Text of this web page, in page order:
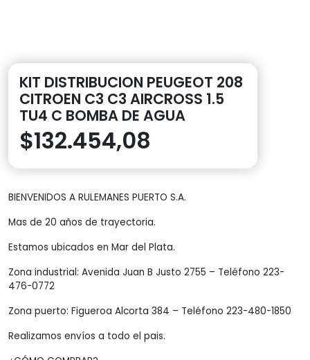
KIT DISTRIBUCION PEUGEOT 208
CITROEN C3 C3 AIRCROSS 1.5
TU4 C BOMBA DE AGUA
$132.454,08
BIENVENIDOS A RULEMANES PUERTO S.A.
Mas de 20 años de trayectoria.
Estamos ubicados en Mar del Plata.
Zona industrial: Avenida Juan B Justo 2755 – Teléfono 223-
476-0772
Zona puerto: Figueroa Alcorta 384 – Teléfono 223-480-1850
Realizamos envíos a todo el pais.